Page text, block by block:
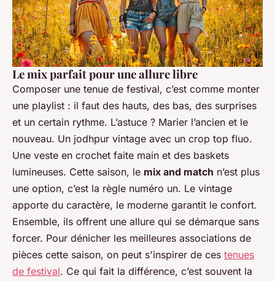
Le mix parfait pour une allure libre
Composer une tenue de festival, c’est comme monter
une playlist : il faut des hauts, des bas, des surprises
et un certain rythme. L’astuce ? Marier l’ancien et le
nouveau. Un jodhpur vintage avec un crop top fluo.
Une veste en crochet faite main et des baskets
lumineuses. Cette saison, le mix and match n’est plus
une option, c’est la règle numéro un. Le vintage
apporte du caractère, le moderne garantit le confort.
Ensemble, ils offrent une allure qui se démarque sans
forcer. Pour dénicher les meilleures associations de
pièces cette saison, on peut s'inspirer de ces tenues
de festival. Ce qui fait la différence, c’est souvent la